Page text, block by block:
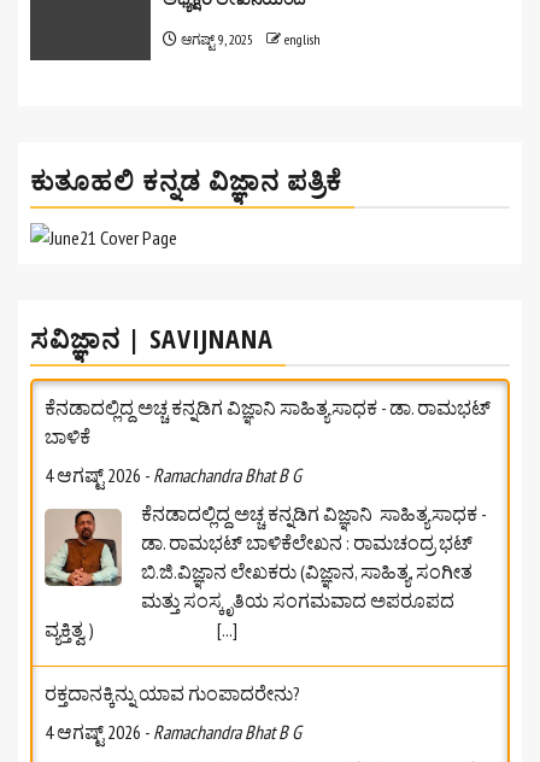
ಆಗಷ್ಟ್ 9, 2025 english
ಕುತೂಹಲಿ ಕನ್ನಡ ವಿಜ್ಞಾನ ಪತ್ರಿಕೆ
ಸವಿಜ್ಞಾನ | SAVIJNANA
ಕೆನಡಾದಲ್ಲಿದ್ದ ಅಚ್ಚ ಕನ್ನಡಿಗ ವಿಜ್ಞಾನಿ ಸಾಹಿತ್ಯಸಾಧಕ - ಡಾ. ರಾಮಭಟ್‌
ಬಾಳಿಕೆ
4 ಆಗಷ್ಟ್ 2026 - Ramachandra Bhat B G
ಕೆನಡಾದಲ್ಲಿದ್ದ ಅಚ್ಚ ಕನ್ನಡಿಗ ವಿಜ್ಞಾನಿ ಸಾಹಿತ್ಯಸಾಧಕ -
ಡಾ. ರಾಮಭಟ್‌ ಬಾಳಿಕೆಲೇಖನ : ರಾಮಚಂದ್ರ ಭಟ್
ಬಿ.ಜಿ.ವಿಜ್ಞಾನ ಲೇಖಕರು (ವಿಜ್ಞಾನ, ಸಾಹಿತ್ಯ, ಸಂಗೀತ
ಮತ್ತು ಸಂಸ್ಕೃತಿಯ ಸಂಗಮವಾದ ಅಪರೂಪದ
ವ್ಯಕ್ತಿತ್ವ ) [...]
ರಕ್ತದಾನಕ್ಕಿನ್ನು ಯಾವ ಗುಂಪಾದರೇನು?
4 ಆಗಷ್ಟ್ 2026 - Ramachandra Bhat B G